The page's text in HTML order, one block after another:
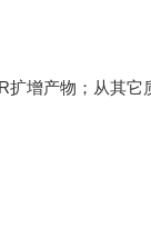
增产物；从其它